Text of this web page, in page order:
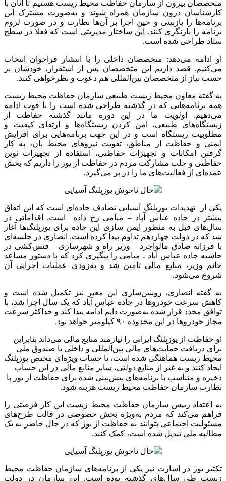
متخصصان بیرون از سازمان حفاظت محیط زیست هستیم تا آنان با
کارشناسان درون سازمان همراه شوند و به‌صورت مشترک این
برنامه‌ها را بازبینی و حین اجرا بر آن‌ها نظارت و در صورت لزوم
برنامه‌ را بازنگری کنند. این ساختار مدیریتی است که فعلا در سطح
ستاد طراحی شده است.
او ادامه می‌دهد: متخصصان داخلی را با انتشار فراخوان انتخاب
می‌کنیم. قصد داریم این متخصصان پس از استقرار، خودشان بر
حسب نیاز از متخصصان بین‌المللی هم دعوت و نظرخواهی کنند.
به گفته معاون محیط زیست طبیعی سازمان حفاظت محیط زیست
همه برنامه‌هایی که در گذشته طراحی شده است را با قوت ادامه
می‌دهیم. اولویت ما در این دوره مانند گذشته حفاظت از
زیستگاه‌های طبیعی، امن کردن زیستگاه‌ها و ارتقای کیفیت و
مطلوبیت زیستگاه است و در این جهت برنامه‌هایی برای افزایش
ایمنی و حفاظت از مناطق، تقویت نیروهای محیط بان، به کار
گرفتن امکانات و تجهیزات حفاظتی، استفاده از تجهیزات نوین
حفاظتی و جلب مشارکت مردم در حفاظت از یوز را داریم که بخش
عمده‌ای از فعالیت‌های ما را در بر می‌گیرد.
یکی از تهدیدات یوزپلنگ آسیایی تصادف جاده‌ای است که این اتفاق
بیشتر در جاده عباس آباد – میامی رخ داده است. اقداماتی در
سال‌های قبل به منظور ایمن سازی این جاده برای یوزپلنگ‌ها آغاز
شد که در دولت چهاردهم تداوم پیدا کرده است. انصاری در جلسه‌ای
با فرزانه صادق مالواجرد – وزیر راه و شهرسازی – فنس‌کشی در
حاشیه جاده عباس آباد ـ میامی را پیگیری کرد که با دستور مساعد
خانم وزیر، منابع مالی تامین شد و به‌زودی عملیات اجرایی آن
شروع می‌شود.
به گفته انصاری، روشن‌سازی این معبر نیز تکمیل شده است و
کاهش سرعت خودروها در جاده عباس آباد که یک سال اجرا شد، با
توافق مجدد قرار شده به‌صورت دایم ادامه پیدا کند و حداکثر سرعت
مجاز خودروها در این محدوده ۹۰ کیلومتر خواهد بود.
او حفاظت از یوزپلنگ ایرانی را نیازمند منابع مالی می‌داند بنابراین
برای دریافت حمایت‌های مالی بین‌المللی و داخلی با صندوق ملی
محیط زیست هماهنگی شده است، تا حساب ویژه‌ای مختص یوزپلنگ
ایجاد کنند و به غیر از منابع دولتی، سایر منابع مالی در این حساب
ذخیره و متناسب با برنامه‌های پیش‌بینی شده برای حفاظت از یوز با
نظارت سازمان حفاظت محیط زیست هزینه شود.
به اعتقاد رییس سازمان حفاظت محیط زیست این کار فرصتی را
فراهم می‌کند که مردم به‌ویژه بخش خصوصی در قالب طرح‌های
مسئولیت اجتماعی بتوانند به حفاظت از یوز که در حال حاضر به یک
مطالبه ملی تبدیل شده است، کمک کنند.
تکثیر یوز در اسارت نیز یکی از برنامه‌های سازمان حفاظت محیط
زیست طی سال‌های گذشته بوده است. این سازمان در دولت